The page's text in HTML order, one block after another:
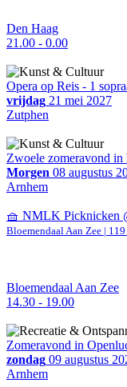
Den Haag
21.00 - 0.00
Opera op Reis - 1
vrijdag 21 mei 2027
Zutphen
Zwoele zomeravond in
Morgen 08 augustus
Arnhem
🧺 NMLK Picknicken
Bloemendaal Aan Zee |
Bloemendaal Aan Zee
14.30 - 19.00
Zomeravond in
zondag 09 augustus
Arnhem